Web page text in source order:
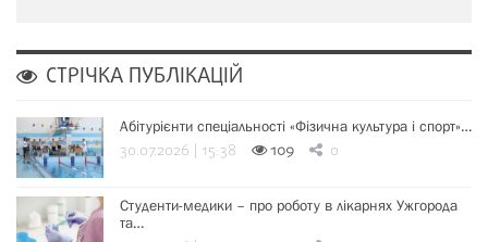
СТРІЧКА ПУБЛІКАЦІЙ
Абітурієнти спеціальності «Фізична культура і спорт»…
30.07.2026 | 15:38 109 0
Студенти-медики – про роботу в лікарнях Ужгорода
та…